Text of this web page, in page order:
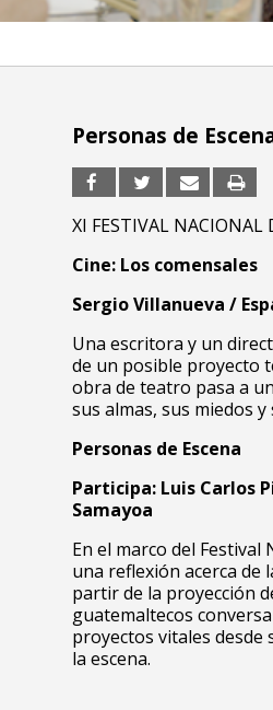
Personas de
XI FESTIVAL NACIONAL
Cine: Los comensales
Sergio Villanueva /
Una escritora y un
de un posible proyecto
obra de teatro pasa a
sus almas, sus miedos
Personas de Escena
Participa: Luis Carlos
Samayoa
En el marco del
una reflexión acerca de
partir de la proyección
guatemaltecos
proyectos vitales desde
la escena.